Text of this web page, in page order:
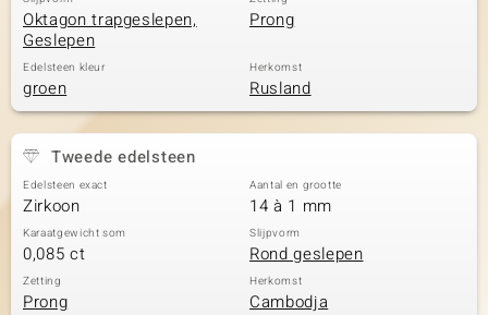
Oktagon trapgeslepen,
Geslepen
Prong
Edelsteen kleur
groen
Herkomst
Rusland
Tweede edelsteen
Edelsteen exact
Zirkoon
Aantal en grootte
14 à 1 mm
Karaatgewicht som
0,085 ct
Slijpvorm
Rond geslepen
Zetting
Prong
Herkomst
Cambodja